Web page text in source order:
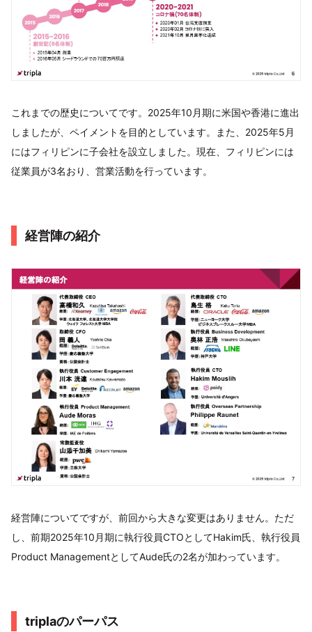
これまでの歴史についてです。2025年10月期に米国や香港に進出
しましたが、ペイメントを目的としています。また、2025年5月
にはフィリピンに子会社を設立しました。現在、フィリピンには
従業員が3名おり、営業活動を行っています。
経営陣の紹介
経営陣についてですが、前回から大きな変更はありません。ただ
し、前期2025年10月期に執行役員CTOとしてHakim氏、執行役員
Product ManagementとしてAude氏の2名が加わっています。
triplaのパーパス